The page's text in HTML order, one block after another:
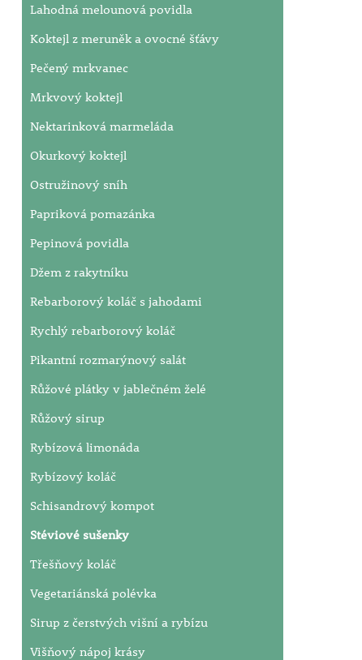
Lahodná melounová povidla
Koktejl z meruněk a ovocné šťávy
Pečený mrkvanec
Mrkvový koktejl
Nektarinková marmeláda
Okurkový koktejl
Ostružinový sníh
Papriková pomazánka
Pepinová povidla
Džem z rakytníku
Rebarborový koláč s jahodami
Rychlý rebarborový koláč
Pikantní rozmarýnový salát
Růžové plátky v jablečném želé
Růžový sirup
Rybízová limonáda
Rybízový koláč
Schisandrový kompot
Stéviové sušenky
Třešňový koláč
Vegetariánská polévka
Sirup z čerstvých višní a rybízu
Višňový nápoj krásy